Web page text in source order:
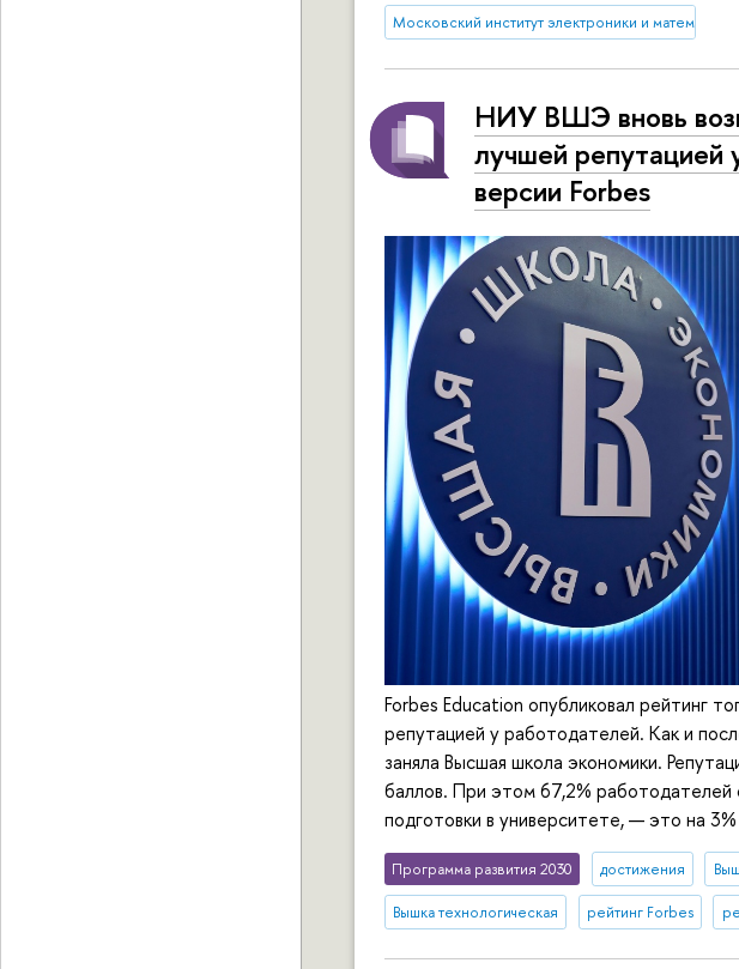
Московский институт электроники и математики
НИУ ВШЭ вновь
лучшей репутацией
версии Forbes
Forbes Education опубликовал рейтинг
репутацией у работодателей. Как и
заняла Высшая школа экономики.
баллов. При этом 67,2%
подготовки в университете, — это на
Программа развития 2030 достижения
Вышка технологическая рейтинг Forbes